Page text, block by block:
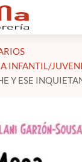
INFANTIL/
Y ESE